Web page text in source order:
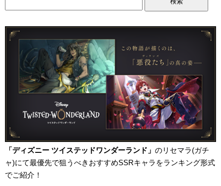
「ディズニー ツイステッドワンダーランド」 のリセマラ(ガチ
ャ)にて最優先で狙うべきおすすめSSRキャラをランキング形式
でご紹介！